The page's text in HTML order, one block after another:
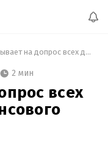
САП вызывает на допрос всех депутатов из финансового комитета Рады
2 мин
всех